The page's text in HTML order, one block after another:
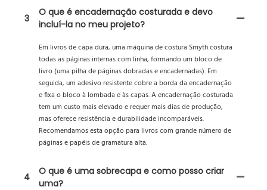
3
O que é encadernação costurada e devo
incluí-la no meu projeto?
Em livros de capa dura, uma máquina de costura Smyth costura
todas as páginas internas com linha, formando um bloco de
livro (uma pilha de páginas dobradas e encadernadas). Em
seguida, um adesivo resistente cobre a borda da encadernação
e fixa o bloco à lombada e às capas. A encadernação costurada
tem um custo mais elevado e requer mais dias de produção,
mas oferece resistência e durabilidade incomparáveis.
Recomendamos esta opção para livros com grande número de
páginas e papéis de gramatura alta.
4
O que é uma sobrecapa e como posso criar
uma?